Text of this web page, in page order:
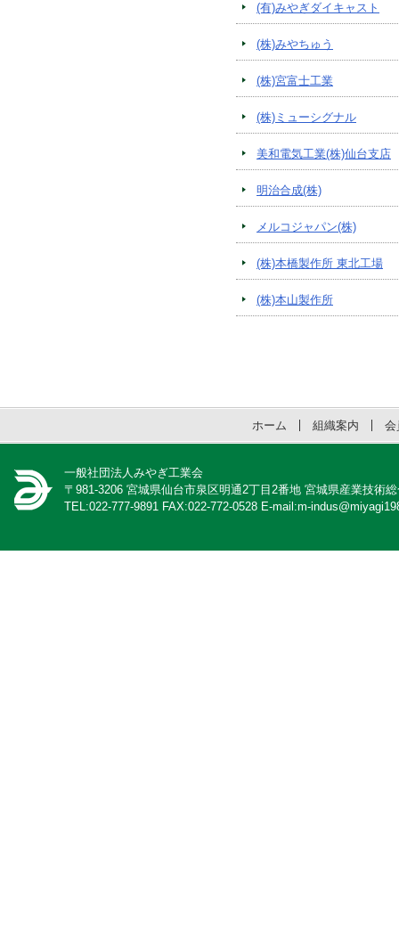
(有)みやぎダイキャスト
(株)みやちゅう
(株)宮富士工業
(株)ミューシグナル
美和電気工業(株)仙台支店
明治合成(株)
メルコジャパン(株)
(株)本橋製作所 東北工場
(株)本山製作所
ホーム 組織案内 会
一般社団法人みやぎ工業会
〒981-3206 宮城県仙台市泉区明通2丁目2番地 宮城県産業技術
TEL:022-777-9891 FAX:022-772-0528 E-mail:m-